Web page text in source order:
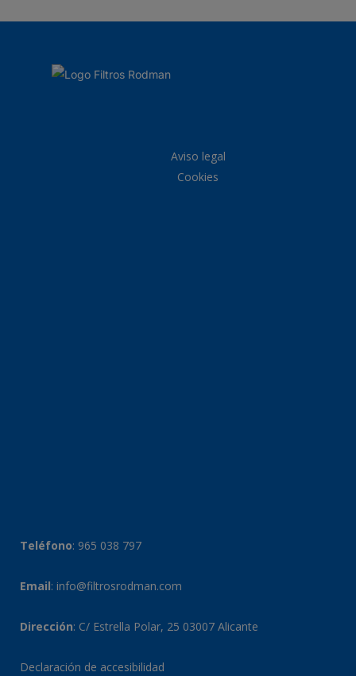
Aviso legal
Cookies
Teléfono: 965 038 797
Email: info@filtrosrodman.com
Dirección: C/ Estrella Polar, 25 03007 Alicante
Declaración de accesibilidad